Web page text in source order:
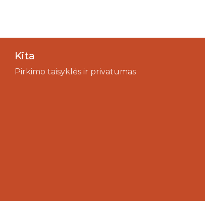
Kita
Pirkimo taisyklės ir privatumas